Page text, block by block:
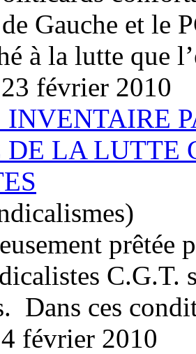
Gauche et le
à la lutte que
février 2010
INVENTAIRE
DE LA LUTTE
C.G.T.
Dans ces
février 2010